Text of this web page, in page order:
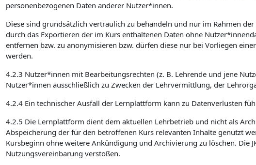
personenbezogenen Daten anderer Nutzer*innen.
Diese sind grundsätzlich vertraulich zu behandeln und nur im Rahmen
durch das Exportieren der im Kurs enthaltenen Daten ohne
entfernen bzw. zu anonymisieren bzw. dürfen diese nur bei Vorliegen
werden.
4.2.3 Nutzer*innen mit Bearbeitungsrechten (z. B. Lehrende und jene
Nutzer*innen ausschließlich zu Zwecken der Lehrvermittlung, der
4.2.4 Ein technischer Ausfall der Lernplattform kann zu Datenverlusten
4.2.5 Die Lernplattform dient dem aktuellen Lehrbetrieb und nicht als
Abspeicherung der für den betroffenen Kurs relevanten Inhalte genutzt
Kursbeginn ohne weitere Ankündigung und Archivierung zu löschen. Die
Nutzungsvereinbarung verstoßen.